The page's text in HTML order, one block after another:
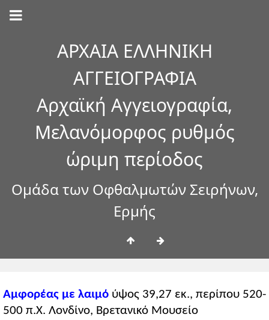
ΑΡΧΑΙΑ ΕΛΛΗΝΙΚΗ
ΑΓΓΕΙΟΓΡΑΦΙΑ
Αρχαϊκή Αγγειογραφία,
Μελανόμορφος ρυθμός
ώριμη περίοδος
Ομάδα των Οφθαλμωτών Σειρήνων,
Ερμής
Αμφορέας με λαιμό ύψος 39,27 εκ., περίπου 520-
500 π.Χ. Λονδίνο, Βρετανικό Μουσείο